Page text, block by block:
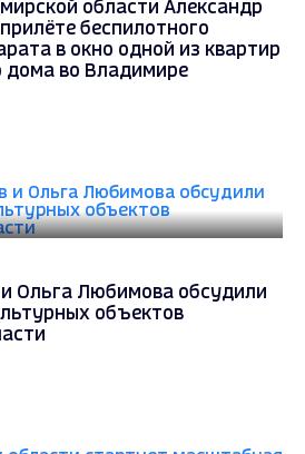
области Александр
беспилотного
в окно одной из квартир
дома во Владимире
Ольга Любимова обсудили
объектов